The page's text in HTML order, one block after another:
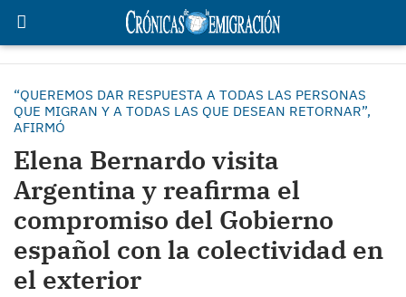
“QUEREMOS DAR RESPUESTA A TODAS LAS PERSONAS
QUE MIGRAN Y A TODAS LAS QUE DESEAN RETORNAR”,
AFIRMÓ
Elena Bernardo visita
Argentina y reafirma el
compromiso del Gobierno
español con la colectividad en
el exterior